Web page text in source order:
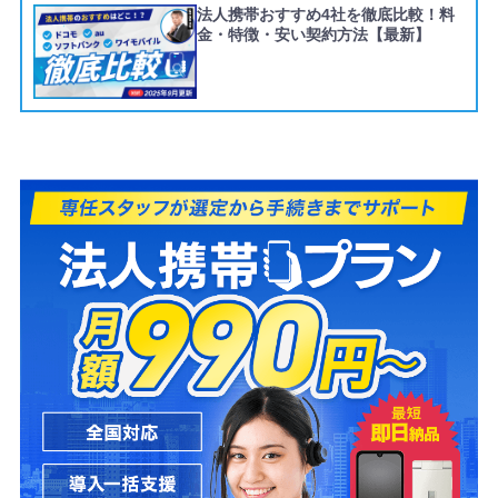
法人携帯おすすめ4社を徹底比較！料
金・特徴・安い契約方法【最新】